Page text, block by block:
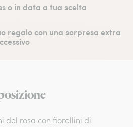
o in data a tua scelta
regalo con una sorpresa extra
del rosa con fiorellini di